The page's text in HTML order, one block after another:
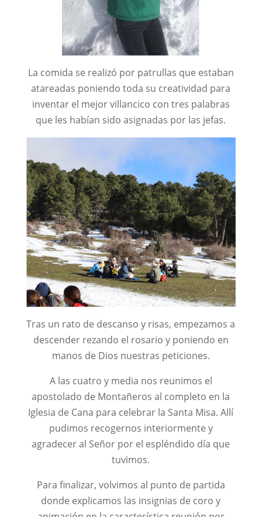
La comida se realizó por patrullas que estaban
atareadas poniendo toda su creatividad para
inventar el mejor villancico con tres palabras
que les habían sido asignadas por las jefas.
Tras un rato de descanso y risas, empezamos a
descender rezando el rosario y poniendo en
manos de Dios nuestras peticiones.
A las cuatro y media nos reunimos el
apostolado de Montañeros al completo en la
Iglesia de Cana para celebrar la Santa Misa. Allí
pudimos recogernos interiormente y
agradecer al Señor por el espléndido día que
tuvimos.
Para finalizar, volvimos al punto de partida
donde explicamos las insignias de coro y